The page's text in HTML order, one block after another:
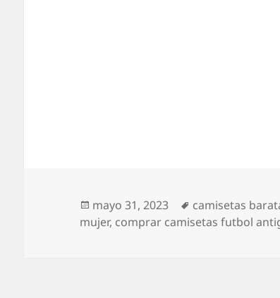
Publicado
el
mayo 31, 2023 Etiquetas
camisetas
mujer, comprar camisetas futbol